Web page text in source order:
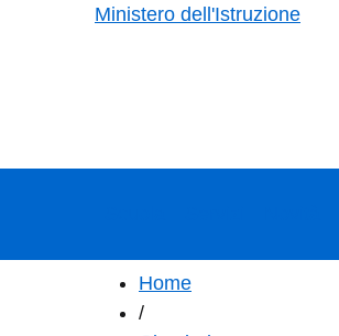
Ministero dell'Istruzione
Home
/